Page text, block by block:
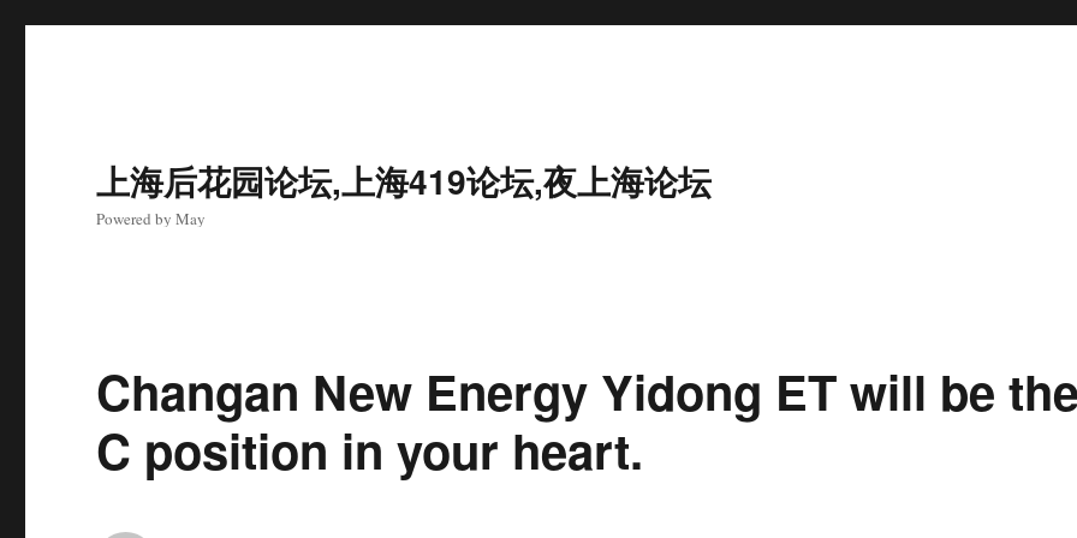
上海后花园论坛,上海419论坛,夜上海论坛
Powered by May
Changan New Energy Yidong ET will be the
C position in your heart.